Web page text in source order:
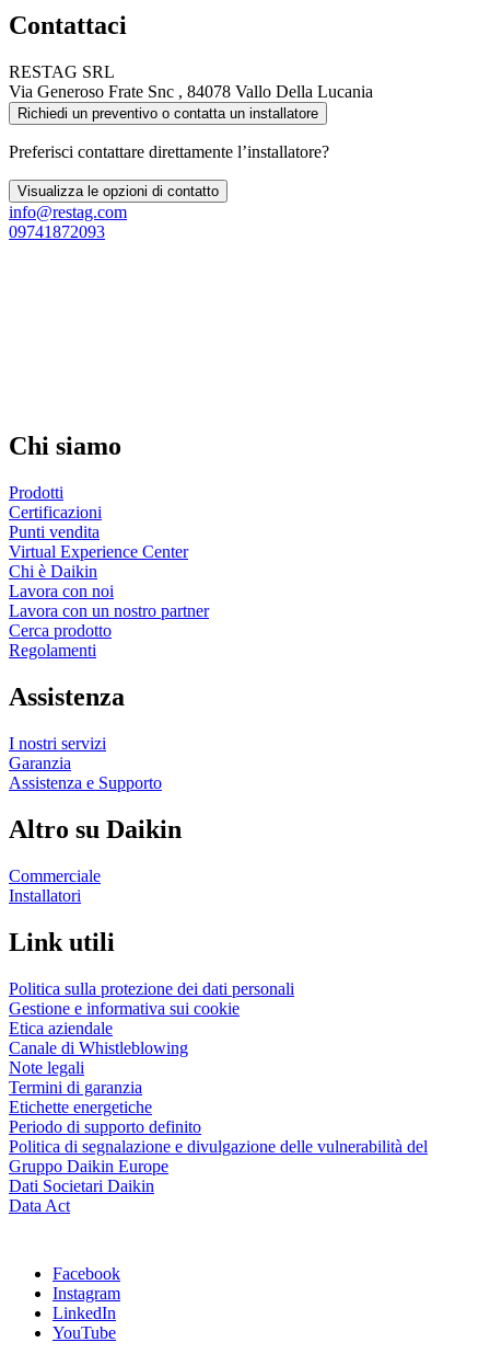
Contattaci
RESTAG SRL
Via Generoso Frate Snc , 84078 Vallo Della Lucania
Richiedi un preventivo o contatta un installatore
Preferisci contattare direttamente l’installatore?
Visualizza le opzioni di contatto
info@restag.com
09741872093
Chi siamo
Prodotti
Certificazioni
Punti vendita
Virtual Experience Center
Chi è Daikin
Lavora con noi
Lavora con un nostro partner
Cerca prodotto
Regolamenti
Assistenza
I nostri servizi
Garanzia
Assistenza e Supporto
Altro su Daikin
Commerciale
Installatori
Link utili
Politica sulla protezione dei dati personali
Gestione e informativa sui cookie
Etica aziendale
Canale di Whistleblowing
Note legali
Termini di garanzia
Etichette energetiche
Periodo di supporto definito
Politica di segnalazione e divulgazione delle vulnerabilità del
Gruppo Daikin Europe
Dati Societari Daikin
Data Act
Facebook
Instagram
LinkedIn
YouTube